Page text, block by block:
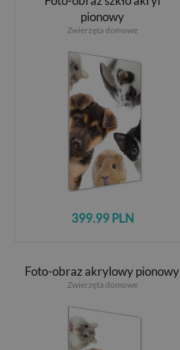
pionowy
Zwierzęta domowe
399.99 PLN
Foto-obraz akrylowy pionowy
Zwierzęta domowe